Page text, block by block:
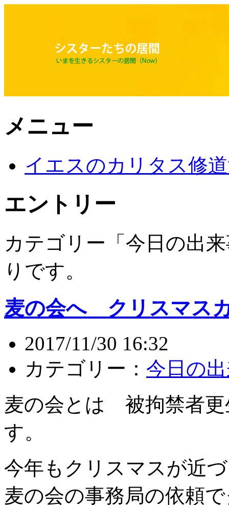
メニュー
イエスのカリタス修
エントリー
カテゴリー「今日の出
りです。
麦の会へ クリスマス
2017/11/30 16:32
カテゴリー： 今日の
麦の会とは 被拘禁者更
す。
今年もクリスマスが近
麦の会の事務局の依頼